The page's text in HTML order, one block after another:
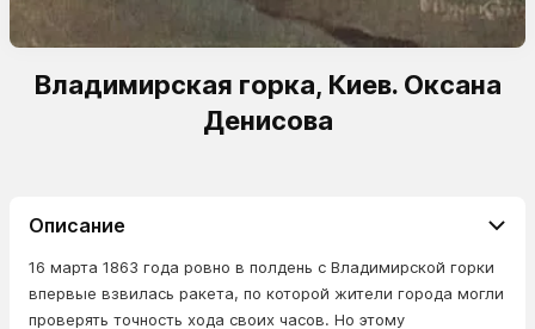
Владимирская горка, Киев. Оксана
Денисова
Описание
16 марта 1863 года ровно в полдень с Владимирской горки
впервые взвилась ракета, по которой жители города могли
проверять точность хода своих часов. Но этому